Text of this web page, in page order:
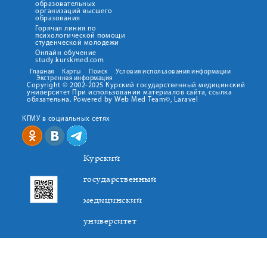
образовательных
организаций высшего
образования
Горячая линия по
психологической помощи
студенческой молодежи
Онлайн обучение
study.kurskmed.com
Главная Карты Поиск
Условия использования информации
Экстренная информация
Copyright © 2002-2025 Курский государственный медицинский
университет При использовании материалов сайта, ссылка
обязательна. Powered by Web Med Team©, Laravel
КГМУ в социальных сетях
Курский
государственный
медицинский
университет